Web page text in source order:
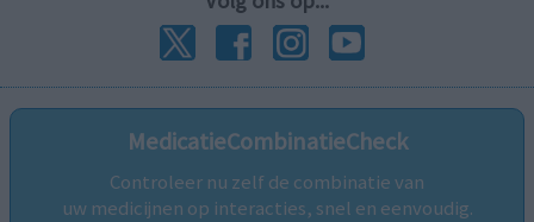
MedicatieCombinatieCheck
Controleer nu zelf de combinatie van
uw medicijnen op interacties, snel en eenvoudig.